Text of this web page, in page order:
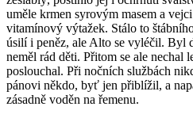
uměle krmen syrovým masem a
vitamínový výtažek. Stálo to
úsilí i peněz, ale Alto se vyléčil. Byl
neměl rád děti. Přitom se ale nechal
poslouchal. Při nočních službách
pánovi někdo, byť jen přiblížil, a
zásadně voděn na řemenu.